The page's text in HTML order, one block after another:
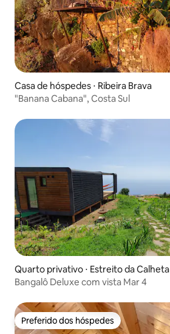
Casa de hóspedes ⋅ Ribeira Brava
"Banana Cabana", Costa Sul
Quarto privativo ⋅ Estreito da Calheta
Bangalô Deluxe com vista Mar 4
Preferido dos hóspedes
Preferido dos hóspedes